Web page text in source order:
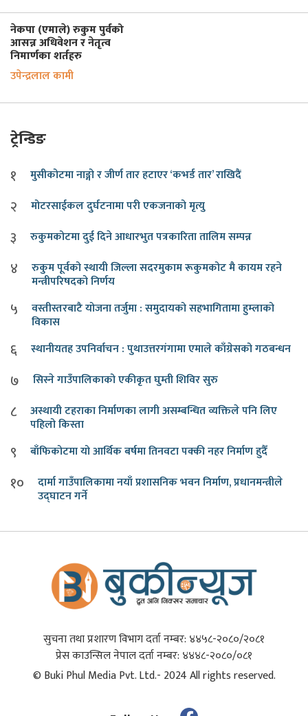
नेकपा (एमाले) रुकुम पुर्वको
आसन्न अधिवेशन र नेतृत्व
निमार्णका शर्तहरु
उपेन्द्रलाल कामी
ट्रेन्डिङ
१ मुसीकोटमा नाङ्गो र जीर्ण तार हटाएर ‘कभर्ड तार’ राखिदैं
२ मोटरसाईकल दुर्घटनामा परी एकजनाको मृत्यु
३ रुकुमकोटमा दुई दिने आधारभुत पत्रकारिता तालिम सम्पन्न
४ रुकुम पूर्वको स्थायी जिल्ला सदरमुकाम रूकुमकोट मै कायम रहने
मन्त्रीपरिषदको निर्णय
५ वस्तीस्तरबाटै योजना तर्जुमा : समुदायको सहभागितामा हुम्लाको
विकास
६ स्थानीयतह उपनिर्वाचन : पुथाउत्तरगंगामा एमाले काँग्रेसको गठबन्धन
७ सिस्ने गाउँपालिकाको एकीकृत घुम्ती शिविर सुरु
८ अस्थायी टहराका निर्माणका लागी असम्बन्धित व्यक्तिले पनि लिए
पहिलो किस्ता
९ बाँफिकोटमा यो आर्थिक बर्षमा तिनवटा पक्की नहर निर्माण हुदैँ
१० दार्मा गाउँपालिकामा नयाँ प्रशासनिक भवन निर्माण, प्रधानमन्त्रीले
उद्घाटन गर्ने
सुचना तथा प्रशारण विभाग दर्ता नम्बर: ४४५८-२०८०/२०८१
प्रेस काउन्सिल नेपाल दर्ता नम्बर: ४४४८-२०८०/०८१
© Buki Phul Media Pvt. Ltd.- 2024 All rights reserved.